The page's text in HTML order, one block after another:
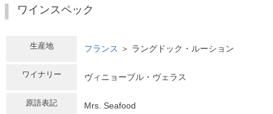
ワインスペック
生産地 フランス ＞ ラングドック・ルーション
ワイナリー ヴィニョーブル・ヴェラス
原語表記 Mrs. Seafood